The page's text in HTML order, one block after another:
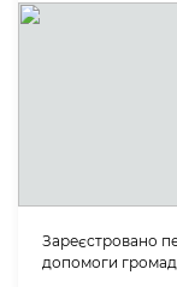
Зареєстровано
допомоги